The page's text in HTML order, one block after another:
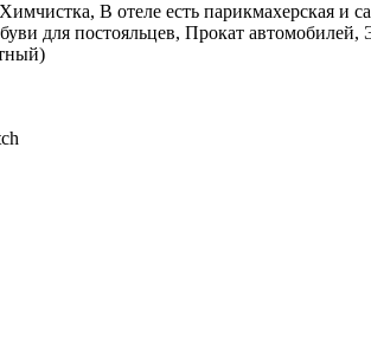
В отеле есть парикмахерская и
для постояльцев, Прокат